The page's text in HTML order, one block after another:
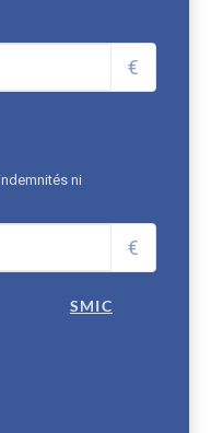
€
ni
€
SMIC